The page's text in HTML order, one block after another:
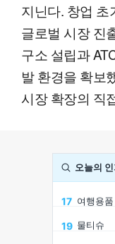
지닌다. 창업
글로벌 시장 진
구소 설립과
발 환경을 확보
시장 확장의 직